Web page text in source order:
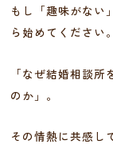
もし「趣味がない
ら始めてください。
「なぜ結婚相談
のか」。
その情熱に共感し